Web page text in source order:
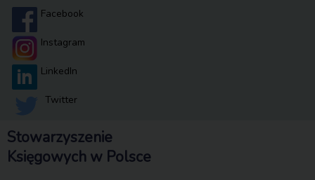
Facebook
Instagram
LinkedIn
Twitter
Stowarzyszenie
Księgowych w Polsce